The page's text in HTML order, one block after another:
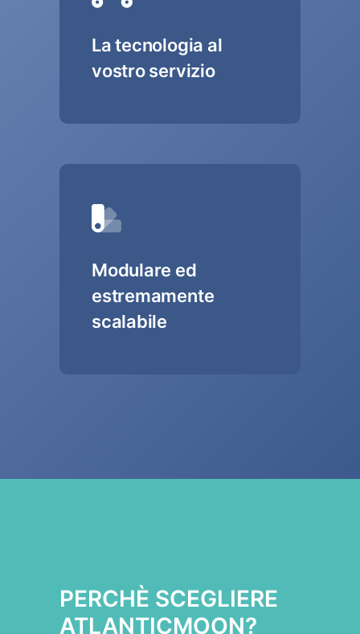
La tecnologia al
vostro servizio
Modulare ed
estremamente
scalabile
PERCHÈ SCEGLIERE
ATLANTICMOON?